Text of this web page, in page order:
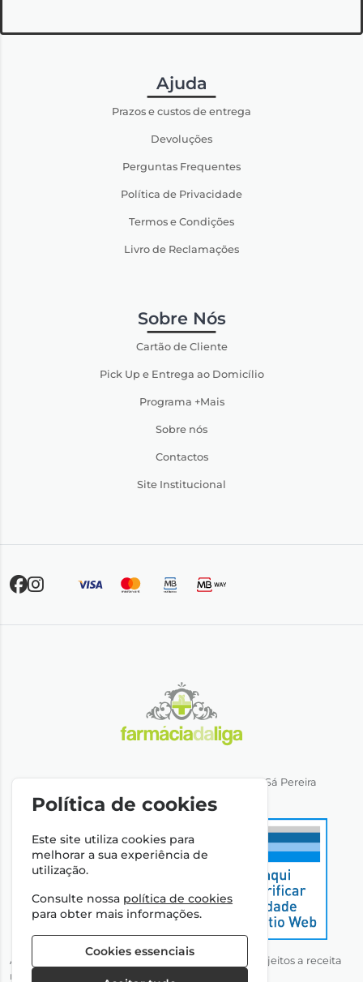
Ajuda
Prazos e custos de entrega
Devoluções
Perguntas Frequentes
Política de Privacidade
Termos e Condições
Livro de Reclamações
Sobre Nós
Cartão de Cliente
Pick Up e Entrega ao Domicílio
Programa +Mais
Sobre nós
Contactos
Site Institucional
Direção Técnica: Dra. Ana Rita Miranda de Sá Pereira
NIPC: 501064974
Autorizado a disponibilizar medicamentos não sujeitos a receita
médica através da Internet pelo Infarmed, I.P.
Política de cookies
Este site utiliza cookies para
melhorar a sua experiência de
utilização.
Consulte nossa política de cookies
para obter mais informações.
Cookies essenciais